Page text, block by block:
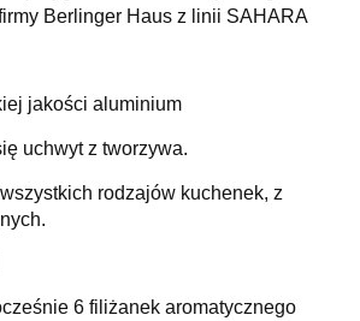
Berlinger Haus z linii SAHARA
jakości aluminium
uchwyt z tworzywa.
rodzajów kuchenek, z
6 filiżanek aromatycznego